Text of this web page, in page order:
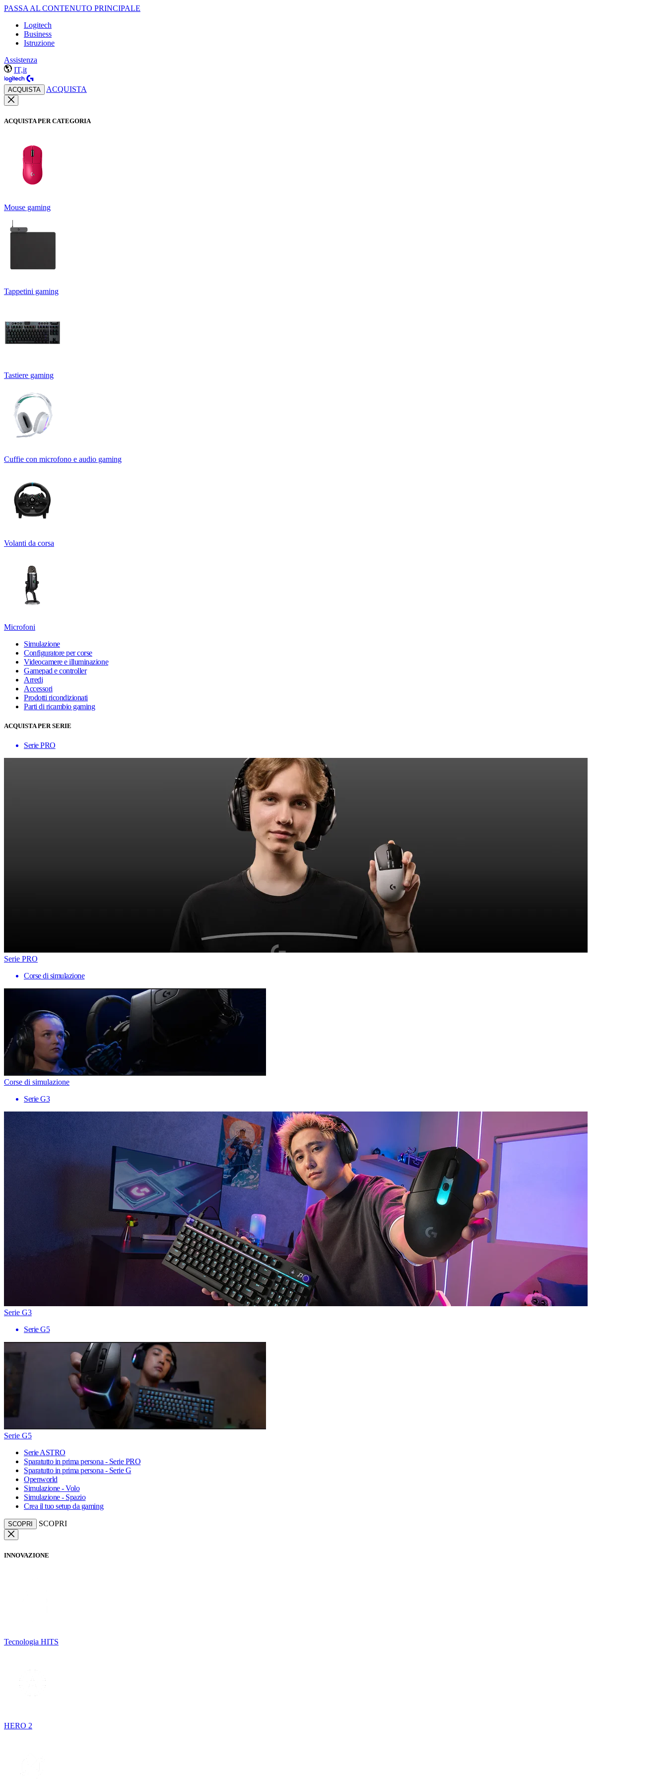
PASSA AL CONTENUTO PRINCIPALE
Logitech
Business
Istruzione
Assistenza
IT,it
ACQUISTA ACQUISTA
ACQUISTA PER CATEGORIA
Mouse gaming
Tappetini gaming
Tastiere gaming
Cuffie con microfono e audio gaming
Volanti da corsa
Microfoni
Simulazione
Configuratore per corse
Videocamere e illuminazione
Gamepad e controller
Arredi
Accessori
Prodotti ricondizionati
Parti di ricambio gaming
ACQUISTA PER SERIE
Serie PRO
Serie PRO
Corse di simulazione
Corse di simulazione
Serie G3
Serie G3
Serie G5
Serie G5
Serie ASTRO
Sparatutto in prima persona - Serie PRO
Sparatutto in prima persona - Serie G
Openworld
Simulazione - Volo
Simulazione - Spazio
Crea il tuo setup da gaming
SCOPRI SCOPRI
INNOVAZIONE
Tecnologia HITS
HERO 2